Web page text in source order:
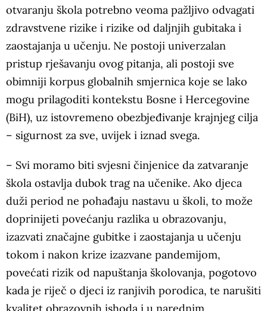
otvaranju škola potrebno veoma pažljivo odvagati
zdravstvene rizike i rizike od daljnjih gubitaka i
zaostajanja u učenju. Ne postoji univerzalan
pristup rješavanju ovog pitanja, ali postoji sve
obimniji korpus globalnih smjernica koje se lako
mogu prilagoditi kontekstu Bosne i Hercegovine
(BiH), uz istovremeno obezbjeđivanje krajnjeg cilja
– sigurnost za sve, uvijek i iznad svega.
– Svi moramo biti svjesni činjenice da zatvaranje
škola ostavlja dubok trag na učenike. Ako djeca
duži period ne pohađaju nastavu u školi, to može
doprinijeti povećanju razlika u obrazovanju,
izazvati značajne gubitke i zaostajanja u učenju
tokom i nakon krize izazvane pandemijom,
povećati rizik od napuštanja školovanja, pogotovo
kada je riječ o djeci iz ranjivih porodica, te narušiti